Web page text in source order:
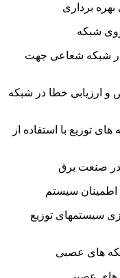
شعاعی جهت
خطا در شبکه
با استفاده از
برق
سیستم
توزیع